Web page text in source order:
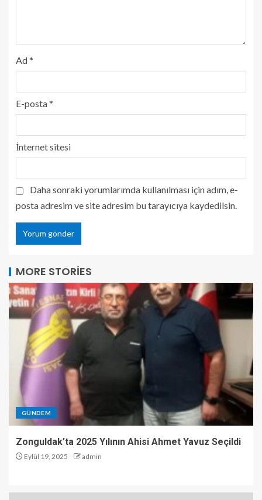
Ad*
E-posta*
İnternet sitesi
Daha sonraki yorumlarımda kullanılması için adım, e-
posta adresim ve site adresim bu tarayıcıya kaydedilsin.
MORE STORIES
GÜNDEM
Zonguldak’ta 2025 Yılının Ahisi Ahmet Yavuz Seçildi
Eylül 19, 2025 admin